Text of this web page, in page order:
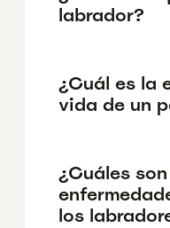
labrador?
¿Cuál es la
vida de un
¿Cuáles
los